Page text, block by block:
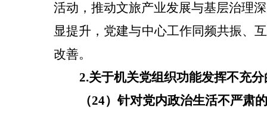
活动，推动文旅产业发展与基层治理
显提升，党建与中心工作同频共振、
改善。
2.关于机关党组织功能发挥不充分
（24）针对党内政治生活不严肃